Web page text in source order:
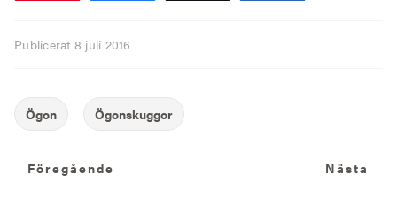
Publicerat 8 juli 2016
Föregående
Föregående Nästa